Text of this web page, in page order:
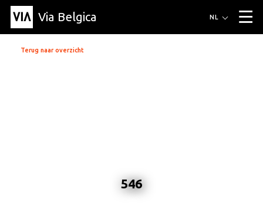
Via Belgica ▼
NL
Terug naar overzicht
546